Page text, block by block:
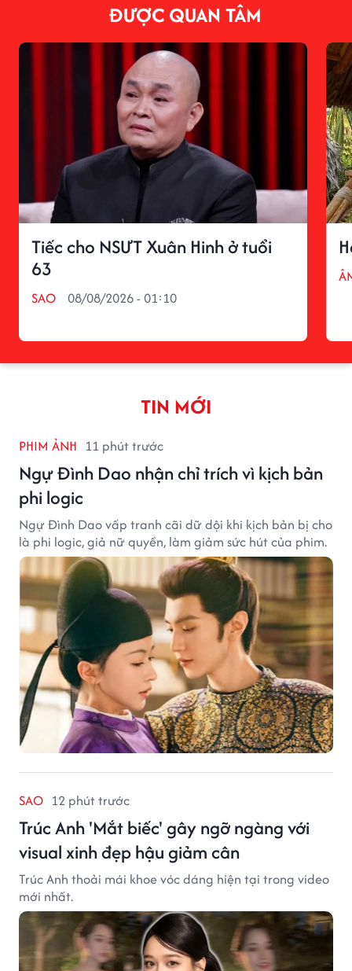
ĐƯỢC QUAN TÂM
Tiếc cho NSƯT Xuân Hinh ở tuổi
63
SAO 08/08/2026 - 01:10
TIN MỚI
PHIM ẢNH 11 phút trước
Ngự Đình Dao nhận chỉ trích vì kịch bản
phi logic
Ngự Đình Dao vấp tranh cãi dữ dội khi kịch bản bị cho
là phi logic, giả nữ quyền, làm giảm sức hút của phim.
SAO 12 phút trước
Trúc Anh 'Mắt biếc' gây ngỡ ngàng với
visual xinh đẹp hậu giảm cân
Trúc Anh thoải mái khoe vóc dáng hiện tại trong video
mới nhất.